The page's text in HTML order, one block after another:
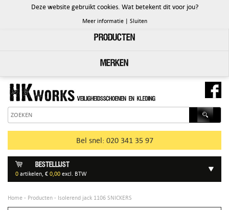
Deze website gebruikt cookies. Wat betekent dit voor jou?
Meer informatie| Sluiten
Producten
Merken
PRODUCTEN
Bel snel: 020 341 35 97
Bestellijst
0 artikelen, € 0,00 excl. BTW
Home - Producten - Isolerend jack 1106 SNICKERS